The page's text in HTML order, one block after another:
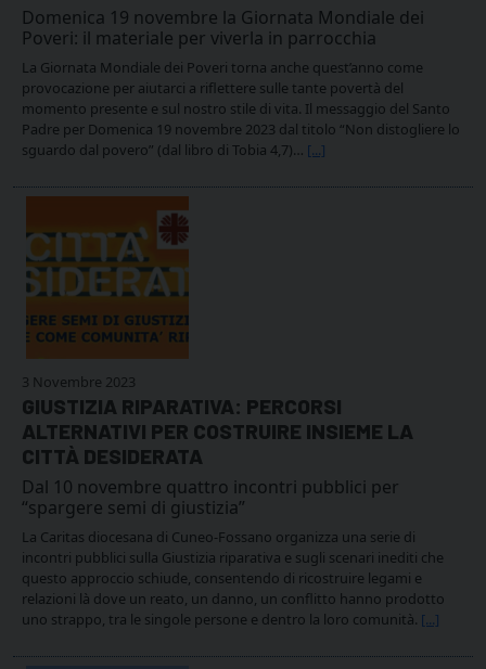
Domenica 19 novembre la Giornata Mondiale dei
Poveri: il materiale per viverla in parrocchia
La Giornata Mondiale dei Poveri torna anche quest’anno come
provocazione per aiutarci a riflettere sulle tante povertà del
momento presente e sul nostro stile di vita. Il messaggio del Santo
Padre per Domenica 19 novembre 2023 dal titolo “Non distogliere lo
sguardo dal povero” (dal libro di Tobia 4,7)… [...]
3 Novembre 2023
GIUSTIZIA RIPARATIVA: PERCORSI
ALTERNATIVI PER COSTRUIRE INSIEME LA
CITTÀ DESIDERATA
Dal 10 novembre quattro incontri pubblici per
“spargere semi di giustizia”
La Caritas diocesana di Cuneo-Fossano organizza una serie di
incontri pubblici sulla Giustizia riparativa e sugli scenari inediti che
questo approccio schiude, consentendo di ricostruire legami e
relazioni là dove un reato, un danno, un conflitto hanno prodotto
uno strappo, tra le singole persone e dentro la loro comunità. [...]